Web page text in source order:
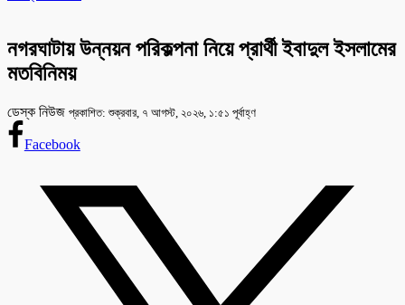
নগরঘাটায় উন্নয়ন পরিকল্পনা নিয়ে প্রার্থী ইবাদুল ইসলামের
মতবিনিময়
ডেস্ক নিউজ প্রকাশিত: শুক্রবার, ৭ আগস্ট, ২০২৬, ১:৫১ পূর্বাহ্ণ
Facebook